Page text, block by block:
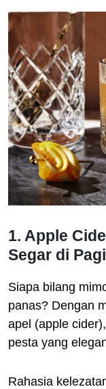
1. Apple
Segar di
Siapa bilang
panas? Dengan
apel (apple
pesta yang
Rahasia